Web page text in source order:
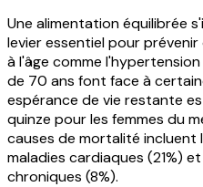
Une alimentation équilibrée
levier essentiel pour
à l'âge comme
de 70 ans font face à
espérance de vie restante
quinze pour les femmes du
causes de mortalité incluent
maladies cardiaques (21%)
chroniques (8%).